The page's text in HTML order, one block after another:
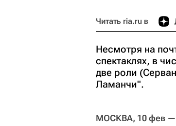
Читать ria.ru в
Несмотря на
спектаклях, в
две роли
Ламанчи".
МОСКВА, 10 фев —